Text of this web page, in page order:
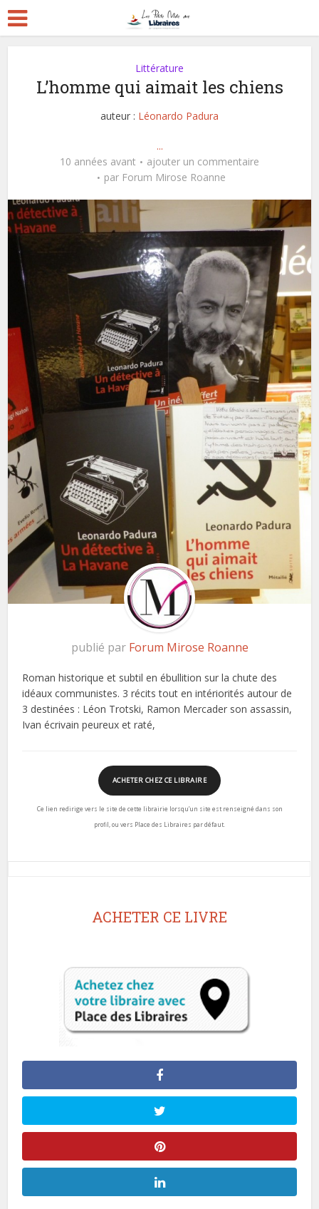
Littérature
L’homme qui aimait les chiens
auteur : Léonardo Padura
...
10 années avant
ajouter un commentaire
par Forum Mirose Roanne
publié par Forum Mirose Roanne
Roman historique et subtil en ébullition sur la chute des
idéaux communistes. 3 récits tout en intériorités autour de
3 destinées : Léon Trotski, Ramon Mercader son assassin,
Ivan écrivain peureux et raté,
ACHETER CHEZ CE LIBRAIRE
Ce lien redirige vers le site de cette librairie lorsqu’un site est renseigné dans son
profil, ou vers Place des Libraires par défaut.
ACHETER CE LIVRE